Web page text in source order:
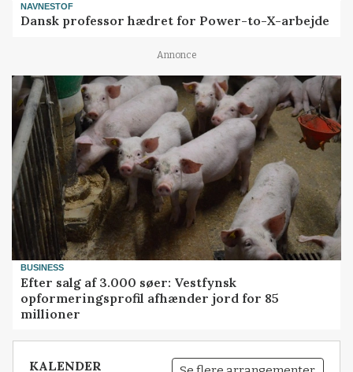
NAVNESTOF
Dansk professor hædret for Power-to-X-arbejde
Annonce
BUSINESS
Efter salg af 3.000 søer: Vestfynsk
opformeringsprofil afhænder jord for 85
millioner
KALENDER